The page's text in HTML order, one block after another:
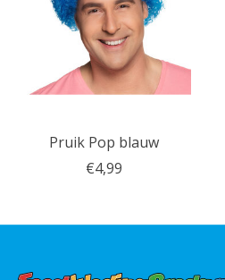
Pruik Pop blauw
€4,99